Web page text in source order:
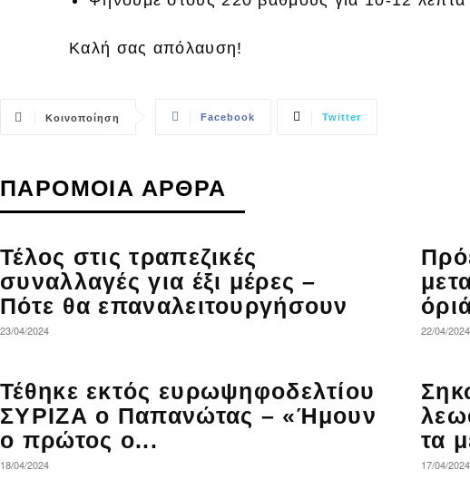
Καλή σας απόλαυση!
Κοινοποίηση Facebook Twitter
ΠΑΡΟΜΟΙΑ ΑΡΘΡΑ
Τέλος στις τραπεζικές
συναλλαγές για έξι μέρες –
Πότε θα επαναλειτουργήσουν
23/04/2024 22/04/2024
Τέθηκε εκτός ευρωψηφοδελτίου
ΣΥΡΙΖΑ ο Παπανώτας – «Ήμουν
ο πρώτος ο...
18/04/2024
τα
17/04/2024